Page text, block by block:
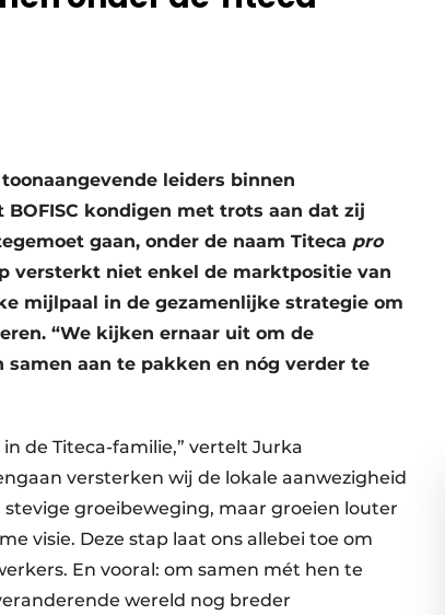
leiders binnen
kondigen met trots aan dat zij
gaan, onder de naam Titeca pro
versterkt niet enkel de marktpositie van
mijlpaal in de gezamenlijke strategie om
“We kijken ernaar uit om de
aan te pakken en nóg verder te
de Titeca-familie,” vertelt Jurka
versterken wij de lokale aanwezigheid
groeibeweging, maar groeien louter
visie. Deze stap laat ons allebei toe om
En vooral: om samen mét hen te
wereld nog breder